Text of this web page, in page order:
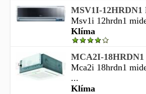
MSV1I-
Msv1i 12hrdn1
Klíma
MCA2I-
Mca2i 18hrdn1
...
Klíma